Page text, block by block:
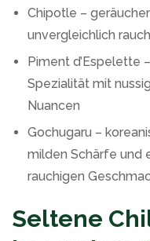
Chipotle –
unvergleichlich
Piment d’Espelette
Spezialität mit
Nuancen
Gochugaru –
milden Schärfe und
rauchigen
Seltene